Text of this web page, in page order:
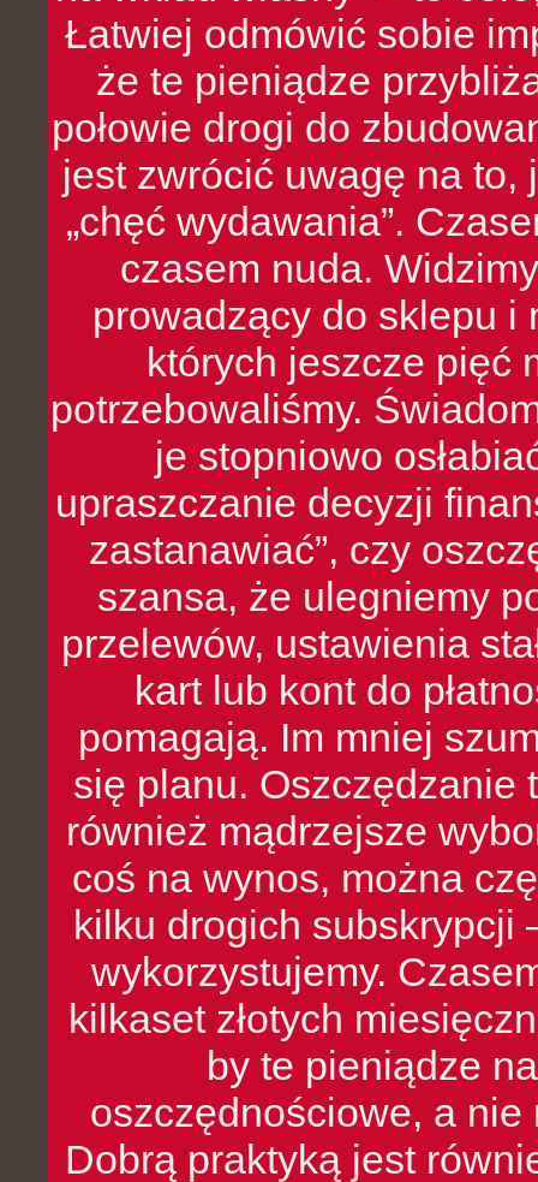
Łatwiej odmówić sobie
że te pieniądze
połowie drogi do
jest zwrócić uwagę na to,
„chęć wydawania”.
czasem nuda.
prowadzący do sklepu i
których jeszcze pięć
potrzebowaliśmy.
je stopniowo
upraszczanie decyzji
zastanawiać”, czy
szansa, że ulegniemy
przelewów, ustawienia
kart lub kont do
pomagają. Im mniej
się planu. Oszczędzanie
również mądrzejsze
coś na wynos, można
kilku drogich subskrypcji
wykorzystujemy.
kilkaset złotych
by te pieniądze
oszczędnościowe, a nie
Dobrą praktyką jest